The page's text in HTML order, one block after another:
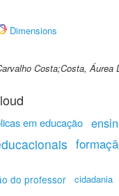
Dimensions
Costa;Costa, Áurea
em educação
do professor
cidadania